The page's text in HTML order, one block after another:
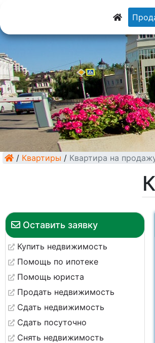
8
8
/ Квартиры / Квартира на
Оставить заявку
Купить недвижимость
Помощь по ипотеке
Помощь юриста
Продать недвижимость
Сдать недвижимость
Сдать посуточно
Снять недвижимость